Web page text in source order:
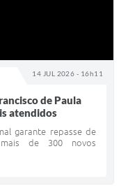
14 JUL 2026 - 16h11
de Paula
atendidos
garante repasse de
de 300 novos